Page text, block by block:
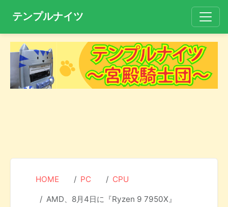
テンプルナイツ
HOME PC CPU
AMD、8月4日に『Ryzen 9 7950X』